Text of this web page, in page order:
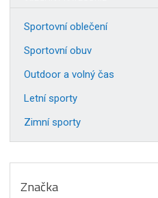
Sportovní oblečení
Sportovní obuv
Outdoor a volný čas
Letní sporty
Zimní sporty
Značka